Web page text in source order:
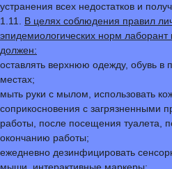
устранения всех недостатков и
1.11. В целях соблюдения правил
эпидемиологических норм
должен:
оставлять верхнюю одежду, обувь в
местах;
мыть руки с мылом, использовать
соприкосновения с загрязненными
работы, после посещения туалета,
окончанию работы;
ежедневно дезинфицировать